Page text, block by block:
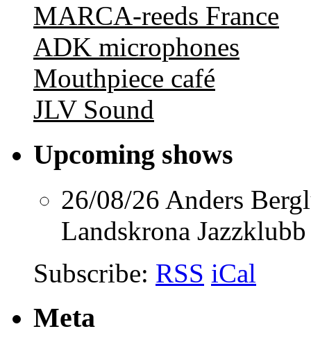
MARCA-reeds France
ADK microphones
Mouthpiece café
JLV Sound
Upcoming shows
26/08/26 Anders
Landskrona Jazzklubb
Subscribe: RSS iCal
Meta